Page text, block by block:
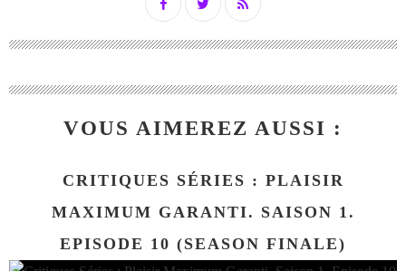
VOUS AIMEREZ AUSSI :
CRITIQUES SÉRIES : PLAISIR
MAXIMUM GARANTI. SAISON 1.
EPISODE 10 (SEASON FINALE)